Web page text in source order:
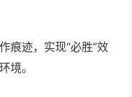
痕迹，实现“必胜”效
境。